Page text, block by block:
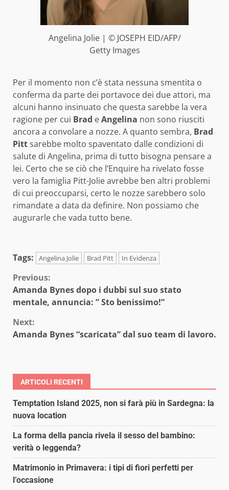
Angelina Jolie | © JOSEPH EID/AFP/
Getty Images
Per il momento non c’è stata nessuna smentita o
conferma da parte dei portavoce dei due attori, ma
alcuni hanno insinuato che questa sarebbe la vera
ragione per cui Brad eAngelina non sono riusciti
ancora a convolare a nozze. A quanto sembra, Brad
Pittsarebbe molto spaventato dalle condizioni di
salute di Angelina, prima di tutto bisogna pensare a
lei. Certo che se ciò che l’Enquire ha rivelato fosse
vero la famiglia Pitt-Jolie avrebbe ben altri problemi
di cui preoccuparsi, certo le nozze sarebbero solo
rimandate a data da definire. Non possiamo che
augurarle che vada tutto bene.
Tags: Angelina Jolie Brad Pitt In Evidenza
Continue
Reading
Previous:
Amanda Bynes dopo i dubbi sul suo stato
mentale, annuncia: ” Sto benissimo!”
Next:
Amanda Bynes “scaricata” dal suo team di lavoro.
ARTICOLI RECENTI
Temptation Island 2025, non si farà più in Sardegna: la
nuova location
La forma della pancia rivela il sesso del bambino:
verità o leggenda?
Matrimonio in Primavera: i tipi di fiori perfetti per
l’occasione